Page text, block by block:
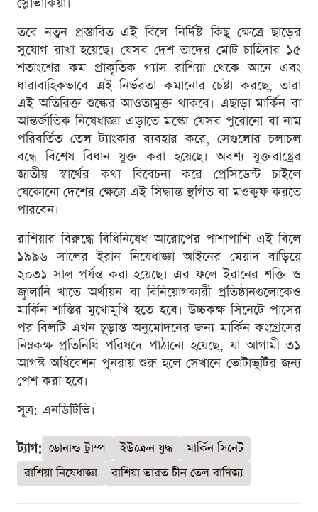
তবে নতুন প্রস্তাবিত এই বিলে নির্দিষ্ট কিছু ক্ষেত্রে ছাড়ের
সুযোগ রাখা হয়েছে। যেসব দেশ তাদের মোট চাহিদার ১৫
শতাংশের কম প্রাকৃতিক গ্যাস রাশিয়া থেকে আনে এবং
ধারাবাহিকভাবে এই নির্ভরতা কমানোর চেষ্টা করছে, তারা
এই অতিরিক্ত শুল্কের আওতামুক্ত থাকবে। এছাড়া মার্কিন বা
আন্তর্জাতিক নিষেধাজ্ঞা এড়াতে মস্কো যেসব পুরোনো বা নাম
পরিবর্তিত তেল ট্যাংকার ব্যবহার করে, সেগুলোর চলাচল
বন্ধে বিশেষ বিধান যুক্ত করা হয়েছে। অবশ্য যুক্তরাষ্ট্রের
জাতীয় স্বার্থের কথা বিবেচনা করে প্রেসিডেন্ট চাইলে
যেকোনো দেশের ক্ষেত্রে এই সিদ্ধান্ত স্থগিত বা মওকুফ করতে
পারবেন।
রাশিয়ার বিরুদ্ধে বিধিনিষেধ আরোপের পাশাপাশি এই বিলে
১৯৯৬ সালের ইরান নিষেধাজ্ঞা আইনের মেয়াদ বাড়িয়ে
২০৩১ সাল পর্যন্ত করা হয়েছে। এর ফলে ইরানের শক্তি ও
জ্বালানি খাতে অর্থায়ন বা বিনিয়োগকারী প্রতিষ্ঠানগুলোকেও
মার্কিন শাস্তির মুখোমুখি হতে হবে। উচ্চকক্ষ সিনেটে পাসের
পর বিলটি এখন চূড়ান্ত অনুমোদনের জন্য মার্কিন কংগ্রেসের
নিম্নকক্ষ প্রতিনিধি পরিষদে পাঠানো হয়েছে, যা আগামী ৩১
আগস্ট অধিবেশন পুনরায় শুরু হলে সেখানে ভোটাভুটির জন্য
পেশ করা হবে।
সূত্র: এনডিটিভি।
ট্যাগ: ডোনাল্ড ট্রাম্প ইউক্রেন যুদ্ধ
মার্কিন সিনেট
রাশিয়া নিষেধাজ্ঞা
রাশিয়া ভারত চীন তেল বাণিজ্য